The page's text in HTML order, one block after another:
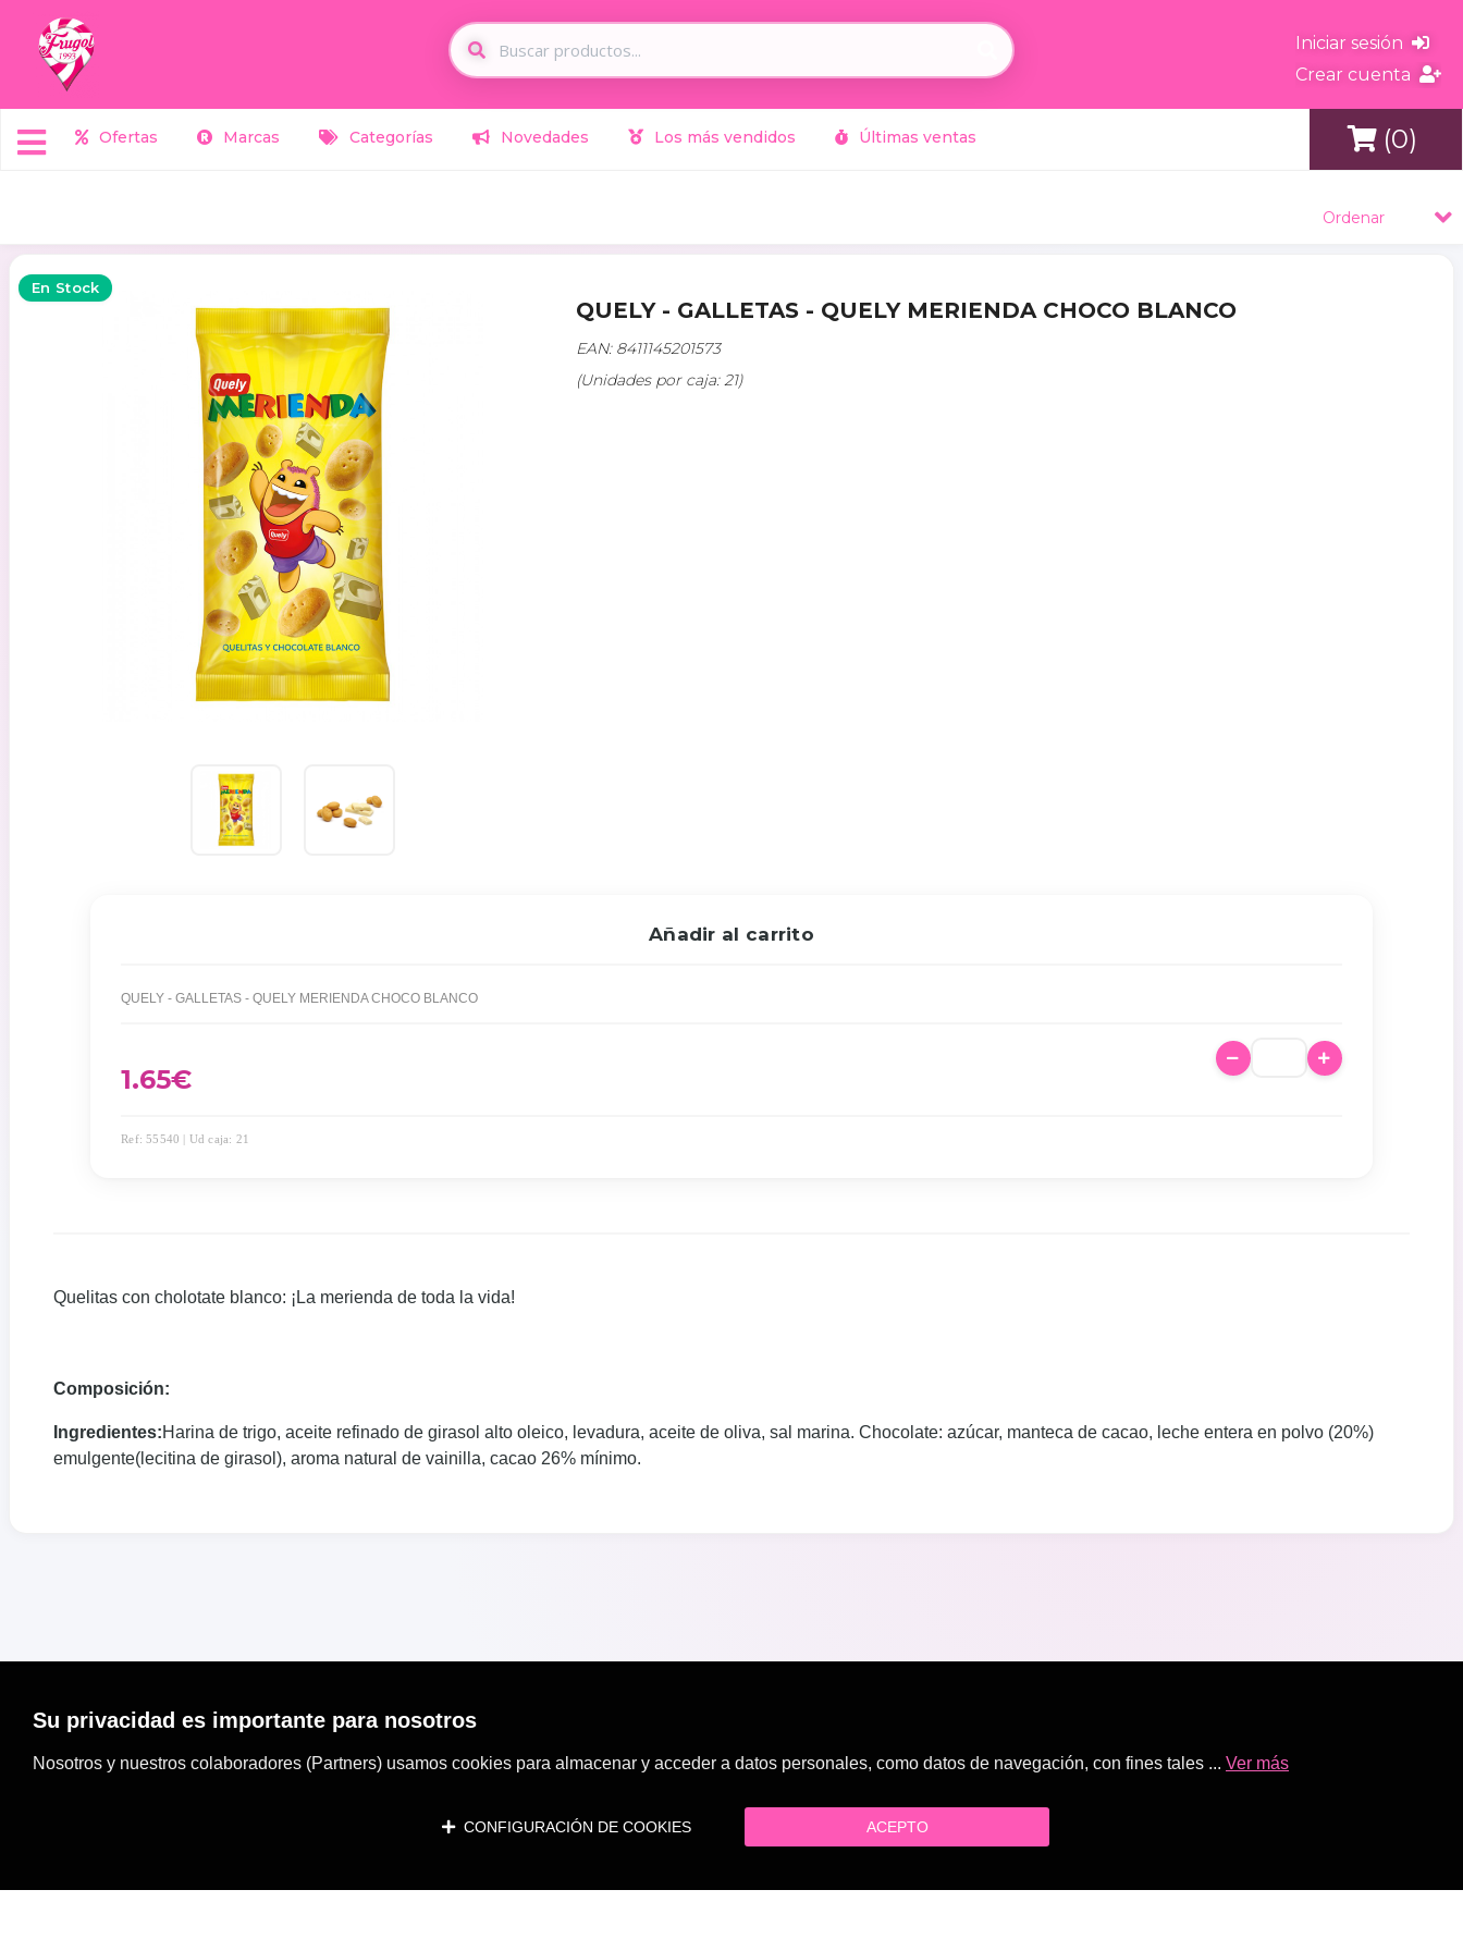
Iniciar sesión
Crear cuenta
Ofertas Marcas Categorías Novedades Los más vendidos Últimas ventas (0)
Ordenar
En Stock
QUELY - GALLETAS - QUELY MERIENDA CHOCO BLANCO
EAN: 8411145201573
(Unidades por caja: 21)
Añadir al carrito
QUELY - GALLETAS - QUELY MERIENDA CHOCO BLANCO
1.65€
Ref: 55540 | Ud caja: 21
Quelitas con cholotate blanco: ¡La merienda de toda la vida!
Composición:
Ingredientes:Harina de trigo, aceite refinado de girasol alto oleico, levadura, aceite de oliva, sal marina. Chocolate: azúcar, manteca de cacao, leche entera en polvo (20%)
emulgente(lecitina de girasol), aroma natural de vainilla, cacao 26% mínimo.
Su privacidad es importante para nosotros
Nosotros y nuestros colaboradores (Partners) usamos cookies para almacenar y acceder a datos personales, como datos de navegación, con fines tales ... Ver más
CONFIGURACIÓN DE COOKIES ACEPTO